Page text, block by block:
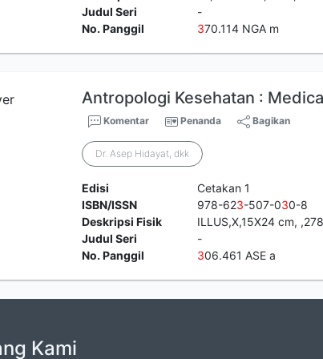
Judul Seri
-
No. Panggil
370.114 NGA m
Antropologi Kesehatan :
Komentar Penanda Bagikan
Dr. Asep Hidayat, dkk
Edisi
Cetakan 1
ISBN/ISSN
978-623-507-030-8
Deskripsi Fisik
ILLUS,X,15X24 cm,
Judul Seri
-
No. Panggil
306.461 ASE a
Kami